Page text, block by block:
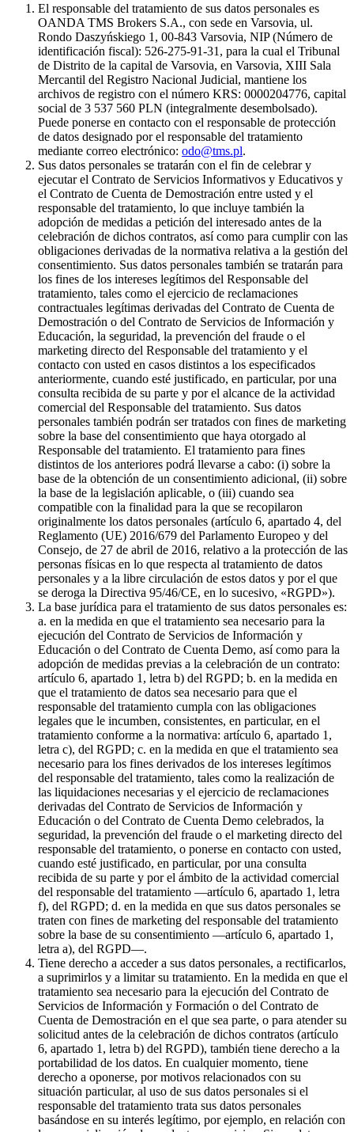
El responsable del tratamiento de sus datos personales es
OANDA TMS Brokers S.A., con sede en Varsovia, ul.
Rondo Daszyńskiego 1, 00-843 Varsovia, NIP (Número de
identificación fiscal): 526-275-91-31, para la cual el Tribunal
de Distrito de la capital de Varsovia, en Varsovia, XIII Sala
Mercantil del Registro Nacional Judicial, mantiene los
archivos de registro con el número KRS: 0000204776, capital
social de 3 537 560 PLN (integralmente desembolsado).
Puede ponerse en contacto con el responsable de protección
de datos designado por el responsable del tratamiento
mediante correo electrónico: odo@tms.pl.
Sus datos personales se tratarán con el fin de celebrar y
ejecutar el Contrato de Servicios Informativos y Educativos y
el Contrato de Cuenta de Demostración entre usted y el
responsable del tratamiento, lo que incluye también la
adopción de medidas a petición del interesado antes de la
celebración de dichos contratos, así como para cumplir con las
obligaciones derivadas de la normativa relativa a la gestión del
consentimiento. Sus datos personales también se tratarán para
los fines de los intereses legítimos del Responsable del
tratamiento, tales como el ejercicio de reclamaciones
contractuales legítimas derivadas del Contrato de Cuenta de
Demostración o del Contrato de Servicios de Información y
Educación, la seguridad, la prevención del fraude o el
marketing directo del Responsable del tratamiento y el
contacto con usted en casos distintos a los especificados
anteriormente, cuando esté justificado, en particular, por una
consulta recibida de su parte y por el alcance de la actividad
comercial del Responsable del tratamiento. Sus datos
personales también podrán ser tratados con fines de marketing
sobre la base del consentimiento que haya otorgado al
Responsable del tratamiento. El tratamiento para fines
distintos de los anteriores podrá llevarse a cabo: (i) sobre la
base de la obtención de un consentimiento adicional, (ii) sobre
la base de la legislación aplicable, o (iii) cuando sea
compatible con la finalidad para la que se recopilaron
originalmente los datos personales (artículo 6, apartado 4, del
Reglamento (UE) 2016/679 del Parlamento Europeo y del
Consejo, de 27 de abril de 2016, relativo a la protección de las
personas físicas en lo que respecta al tratamiento de datos
personales y a la libre circulación de estos datos y por el que
se deroga la Directiva 95/46/CE, en lo sucesivo, «RGPD»).
La base jurídica para el tratamiento de sus datos personales es:
a. en la medida en que el tratamiento sea necesario para la
ejecución del Contrato de Servicios de Información y
Educación o del Contrato de Cuenta Demo, así como para la
adopción de medidas previas a la celebración de un contrato:
artículo 6, apartado 1, letra b) del RGPD; b. en la medida en
que el tratamiento de datos sea necesario para que el
responsable del tratamiento cumpla con las obligaciones
legales que le incumben, consistentes, en particular, en el
tratamiento conforme a la normativa: artículo 6, apartado 1,
letra c), del RGPD; c. en la medida en que el tratamiento sea
necesario para los fines derivados de los intereses legítimos
del responsable del tratamiento, tales como la realización de
las liquidaciones necesarias y el ejercicio de reclamaciones
derivadas del Contrato de Servicios de Información y
Educación o del Contrato de Cuenta Demo celebrados, la
seguridad, la prevención del fraude o el marketing directo del
responsable del tratamiento, o ponerse en contacto con usted,
cuando esté justificado, en particular, por una consulta
recibida de su parte y por el ámbito de la actividad comercial
del responsable del tratamiento —artículo 6, apartado 1, letra
f), del RGPD; d. en la medida en que sus datos personales se
traten con fines de marketing del responsable del tratamiento
sobre la base de su consentimiento —artículo 6, apartado 1,
letra a), del RGPD—.
Tiene derecho a acceder a sus datos personales, a rectificarlos,
a suprimirlos y a limitar su tratamiento. En la medida en que el
tratamiento sea necesario para la ejecución del Contrato de
Servicios de Información y Formación o del Contrato de
Cuenta de Demostración en el que sea parte, o para atender su
solicitud antes de la celebración de dichos contratos (artículo
6, apartado 1, letra b) del RGPD), también tiene derecho a la
portabilidad de los datos. En cualquier momento, tiene
derecho a oponerse, por motivos relacionados con su
situación particular, al uso de sus datos personales si el
responsable del tratamiento trata sus datos personales
basándose en su interés legítimo, por ejemplo, en relación con